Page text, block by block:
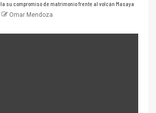
su compromiso de matrimonio frente al volcán Masaya
Omar Mendoza